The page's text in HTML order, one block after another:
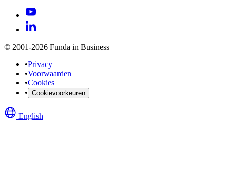
© 2001-2026 Funda in Business
•Privacy
•Voorwaarden
•Cookies
• Cookievoorkeuren
English